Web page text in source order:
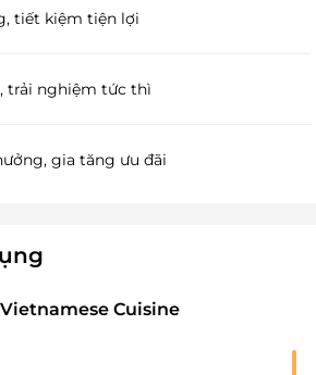
tiết kiệm tiện lợi
trải nghiệm tức thì
gia tăng ưu đãi
Cuisine